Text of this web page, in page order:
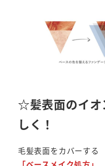
☆髪表面のイオ
しく！
毛髪表面をカバーする